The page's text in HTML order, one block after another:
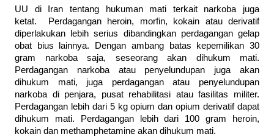
UU di Iran tentang hukuman mati terkait narkoba juga
ketat. Perdagangan heroin, morfin, kokain atau derivatif
diperlakukan lebih serius dibandingkan perdagangan gelap
obat bius lainnya. Dengan ambang batas kepemilikan 30
gram narkoba saja, seseorang akan dihukum mati.
Perdagangan narkoba atau penyelundupan juga akan
dihukum mati, juga perdagangan atau penyelundupan
narkoba di penjara, pusat rehabilitasi atau fasilitas militer.
Perdagangan lebih dari 5 kg opium dan opium derivatif dapat
dihukum mati. Perdagangan lebih dari 100 gram heroin,
kokain dan methamphetamine akan dihukum mati.